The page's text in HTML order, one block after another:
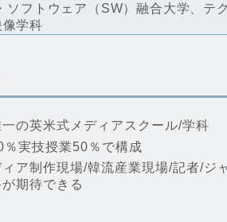
・ソフトウェア（SW）融合大学、テ
学科
の英米式メディアスクール/学科
％実技授業50％で構成
ィア制作現場/韓流産業現場/記者/ジ
期待できる